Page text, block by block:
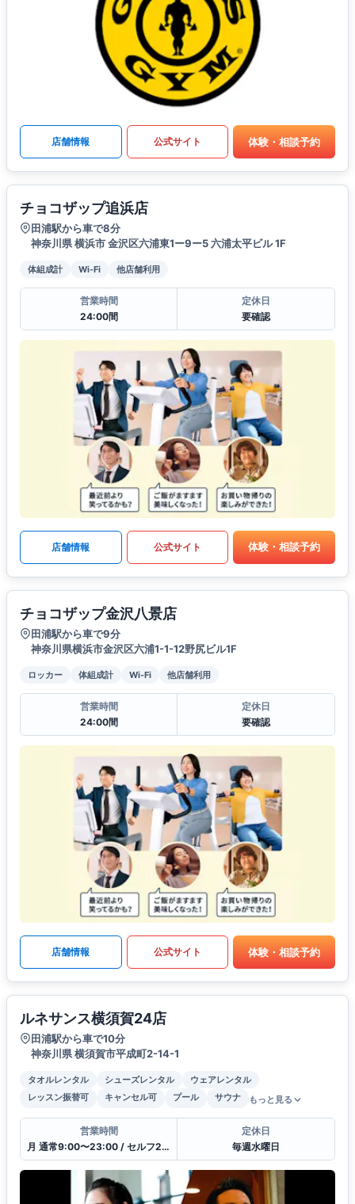
店舗情報 公式サイト 体験・相談予約
チョコザップ追浜店
田浦駅から車で8分
神奈川県 横浜市 金沢区六浦東1ー9ー5 六浦太平ビル 1F
体組成計 Wi-Fi 他店舗利用
営業時間
24:00間
定休日
要確認
店舗情報 公式サイト 体験・相談予約
チョコザップ金沢八景店
田浦駅から車で9分
神奈川県横浜市金沢区六浦1-1-12野尻ビル1F
ロッカー 体組成計 Wi-Fi 他店舗利用
営業時間
24:00間
定休日
要確認
店舗情報 公式サイト 体験・相談予約
ルネサンス横須賀24店
田浦駅から車で10分
神奈川県 横須賀市平成町2-14-1
タオルレンタル シューズレンタル
ウェアレンタル
レッスン振替可
キャンセル可 プール サウナ もっと見る
営業時間
月 通常9:00〜23:00 / セルフ23:00〜9:00 / 受付10:00〜21:00
定休日
毎週水曜日